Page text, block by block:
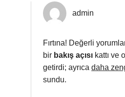
admin
Fırtına! Değerli
bir bakış açısı kattı ve
getirdi; ayrıca daha
sundu.